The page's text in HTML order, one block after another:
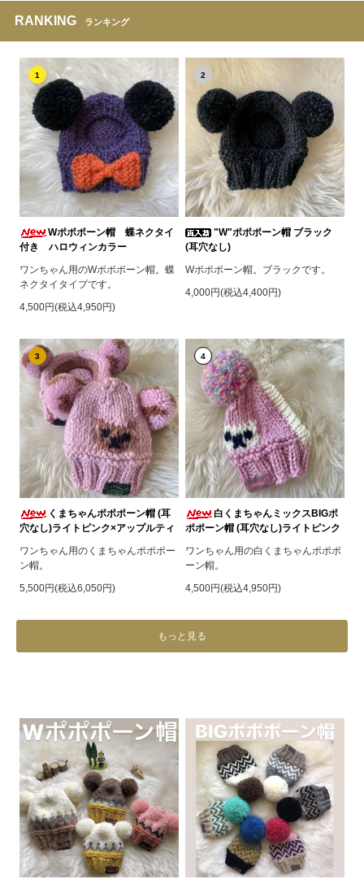
RANKING ランキング
1
Wポポポーン帽 蝶ネクタイ
付き ハロウィンカラー
ワンちゃん用のWポポポーン帽。蝶
ネクタイタイプです。
4,500円(税込4,950円)
2
"W"ポポポーン帽 ブラック
(耳穴なし)
Wポポポーン帽。ブラックです。
4,000円(税込4,400円)
3
くまちゃんポポポーン帽 (耳
穴なし)ライトピンク×アップルティ
ワンちゃん用のくまちゃんポポポー
ン帽。
5,500円(税込6,050円)
4
白くまちゃんミックスBIGポ
ポポーン帽 (耳穴なし)ライトピンク
ワンちゃん用の白くまちゃんポポポ
ーン帽。
4,500円(税込4,950円)
もっと見る